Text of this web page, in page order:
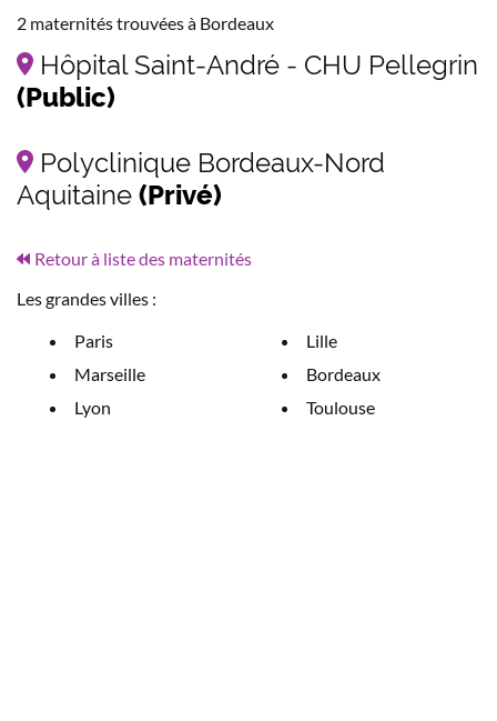
2 maternités trouvées à Bordeaux
Hôpital Saint-André - CHU Pellegrin
(Public)
Polyclinique Bordeaux-Nord
Aquitaine (Privé)
Retour à liste des maternités
Les grandes villes :
Paris
Marseille
Lyon
Lille
Bordeaux
Toulouse